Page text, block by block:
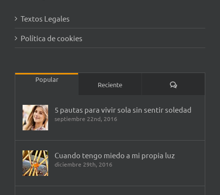
Textos Legales
Política de cookies
Popular
Reciente Comentarios
5 pautas para vivir sola sin sentir soledad
septiembre 22nd, 2016
Cuando tengo miedo a mi propia luz
diciembre 29th, 2016